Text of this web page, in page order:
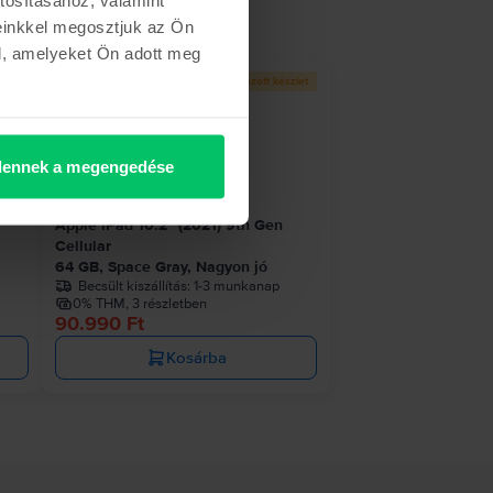
megosztjuk az Ön
amelyeket Ön adott meg
a megengedése
Korlátozott készlet
Apple iPad 10.2” (2021) 9th Gen
Cellular
64 GB, Space Gray, Nagyon jó
Becsült kiszállítás: 1-3 munkanap
0% THM, 3 részletben
90.990 Ft
Kosárba